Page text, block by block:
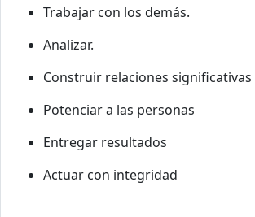
Trabajar con los demás.
Analizar.
Construir relaciones significativas
Potenciar a las personas
Entregar resultados
Actuar con integridad